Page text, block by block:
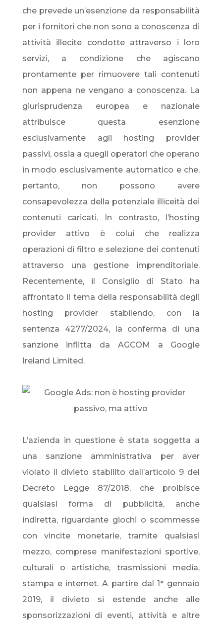
che prevede un’esenzione da responsabilità
per i fornitori che non sono a conoscenza di
attività illecite condotte attraverso i loro
servizi, a condizione che agiscano
prontamente per rimuovere tali contenuti
non appena ne vengano a conoscenza. La
giurisprudenza europea e nazionale
attribuisce questa esenzione
esclusivamente agli hosting provider
passivi, ossia a quegli operatori che operano
in modo esclusivamente automatico e che,
pertanto, non possono avere
consapevolezza della potenziale illiceità dei
contenuti caricati. In contrasto, l’hosting
provider attivo è colui che realizza
operazioni di filtro e selezione dei contenuti
attraverso una gestione imprenditoriale.
Recentemente, il Consiglio di Stato ha
affrontato il tema della responsabilità degli
hosting provider stabilendo, con la
sentenza 4277/2024, la conferma di una
sanzione inflitta da AGCOM a Google
Ireland Limited.
L’azienda in questione è stata soggetta a
una sanzione amministrativa per aver
violato il divieto stabilito dall’articolo 9 del
Decreto Legge 87/2018, che proibisce
qualsiasi forma di pubblicità, anche
indiretta, riguardante giochi o scommesse
con vincite monetarie, tramite qualsiasi
mezzo, comprese manifestazioni sportive,
culturali o artistiche, trasmissioni media,
stampa e internet. A partire dal 1° gennaio
2019, il divieto si estende anche alle
sponsorizzazioni di eventi, attività e altre